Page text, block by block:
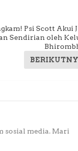
Psi Scott Akui
Sendirian oleh
sosial media. Mari